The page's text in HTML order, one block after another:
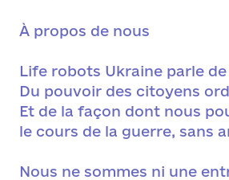
À propos de nous
Life robots Ukraine parle
Du pouvoir des citoyens
Et de la façon dont nous
le cours de la guerre, sans
Nous ne sommes ni une